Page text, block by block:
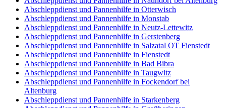
Abschleppdienst und Pannenhilfe in Otterwisch
Abschleppdienst und Pannenhilfe in Monstab
Abschleppdienst und Pannenhilfe in Neutz-Lettewitz
Abschleppdienst und Pannenhilfe in Gerstenberg
Abschleppdienst und Pannenhilfe in Salzatal OT Fienstedt
Abschleppdienst und Pannenhilfe in Fienstedt
Abschleppdienst und Pannenhilfe in Bad Bibra
Abschleppdienst und Pannenhilfe in Taugwitz
Abschleppdienst und Pannenhilfe in Fockendorf bei
Altenburg
Abschleppdienst und Pannenhilfe in Starkenberg